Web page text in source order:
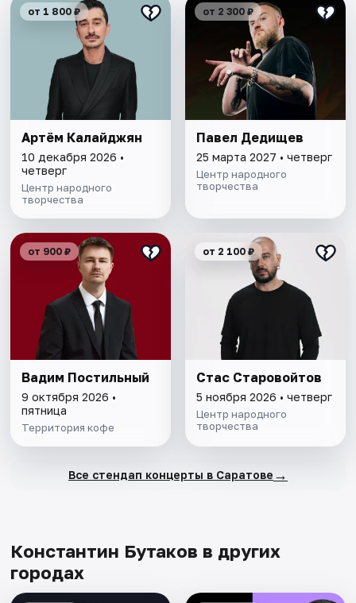
от 1 800 ₽
Артём Калайджян
10 декабря 2026 •
четверг
Центр народного
творчества
от 2 300 ₽
Павел Дедищев
25 марта 2027 • четверг
Центр народного
творчества
от 900 ₽
Вадим Постильный
9 октября 2026 •
пятница
Территория кофе
от 2 100 ₽
Стас Старовойтов
5 ноября 2026 • четверг
Центр народного
творчества
Все стендап концерты в Саратове →
Константин Бутаков в других
городах